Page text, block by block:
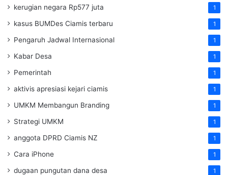
kerugian negara Rp577 juta 1
kasus BUMDes Ciamis terbaru 1
Pengaruh Jadwal Internasional 1
Kabar Desa 1
Pemerintah 1
aktivis apresiasi kejari ciamis 1
UMKM Membangun Branding 1
Strategi UMKM 1
anggota DPRD Ciamis NZ 1
Cara iPhone 1
dugaan pungutan dana desa 1